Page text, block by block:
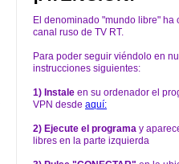
El denominado "mundo libre" ha
canal ruso de TV RT.
Para poder seguir viéndolo en
instrucciones siguientes:
1) Instale en su ordenador el
VPN desde aquí:
2) Ejecute el programa y
libres en la parte izquierda